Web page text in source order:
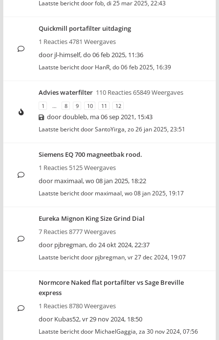
Laatste bericht doorfob, di 25 mar 2025, 22:43
Quickmill portafilter uitdaging
1 Reacties 4781 Weergaves
door jl-himself,do 06 feb 2025, 11:36
Laatste bericht door HanR, do 06 feb 2025, 16:39
Advies waterfilter 110 Reacties 65849 Weergaves
1 … 8 9 10 11 12
doordoubleb, ma 06 sep 2021, 15:43
Laatste bericht doorSantoYirga, zo 26 jan 2025, 23:51
Siemens EQ 700 magneetbak rood.
1 Reacties 5125 Weergaves
door maximaal,wo 08 jan 2025, 18:22
Laatste bericht door maximaal, wo 08 jan 2025, 19:17
Eureka Mignon King Size Grind Dial
7 Reacties 8777 Weergaves
door pjbregman,do 24 okt 2024, 22:37
Laatste bericht door pjbregman, vr 27 dec 2024, 19:07
Normcore Naked flat portafilter vs Sage Breville
express
1 Reacties 8780 Weergaves
door Kubas52,vr 29 nov 2024, 18:50
Laatste bericht door MichaelGaggia, za 30 nov 2024, 07:56